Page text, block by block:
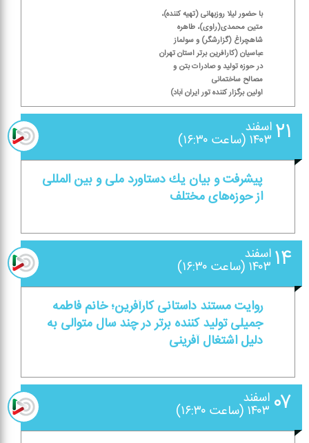
با حضور لیلا روزبهانی (تهیه كننده)،
متین محمدی(راوی)، طاهره
شاهچراغ (گزارشگر) و سولماز
عباسیان (كارافرین برتر استان تهران
در حوزه تولید و صادرات بتن و
مصالح ساختمانی
اولین برگزار كننده تور ایران آباد)
۲۱اسفند
۱۴۰۳ (ساعت ۱۶:۳۰)
پیشرفت و بیان یك دستاورد ملی و بین المللی
از حوزه‌های مختلف
۱۴اسفند
۱۴۰۳ (ساعت ۱۶:۳۰)
روایت مستند داستانی كارآفرین؛ خانم فاطمه
جمیلی تولید كننده برتر در چند سال متوالی به
دلیل اشتغال آفرینی
۰۷ اسفند
۱۴۰۳ (ساعت ۱۶:۳۰)